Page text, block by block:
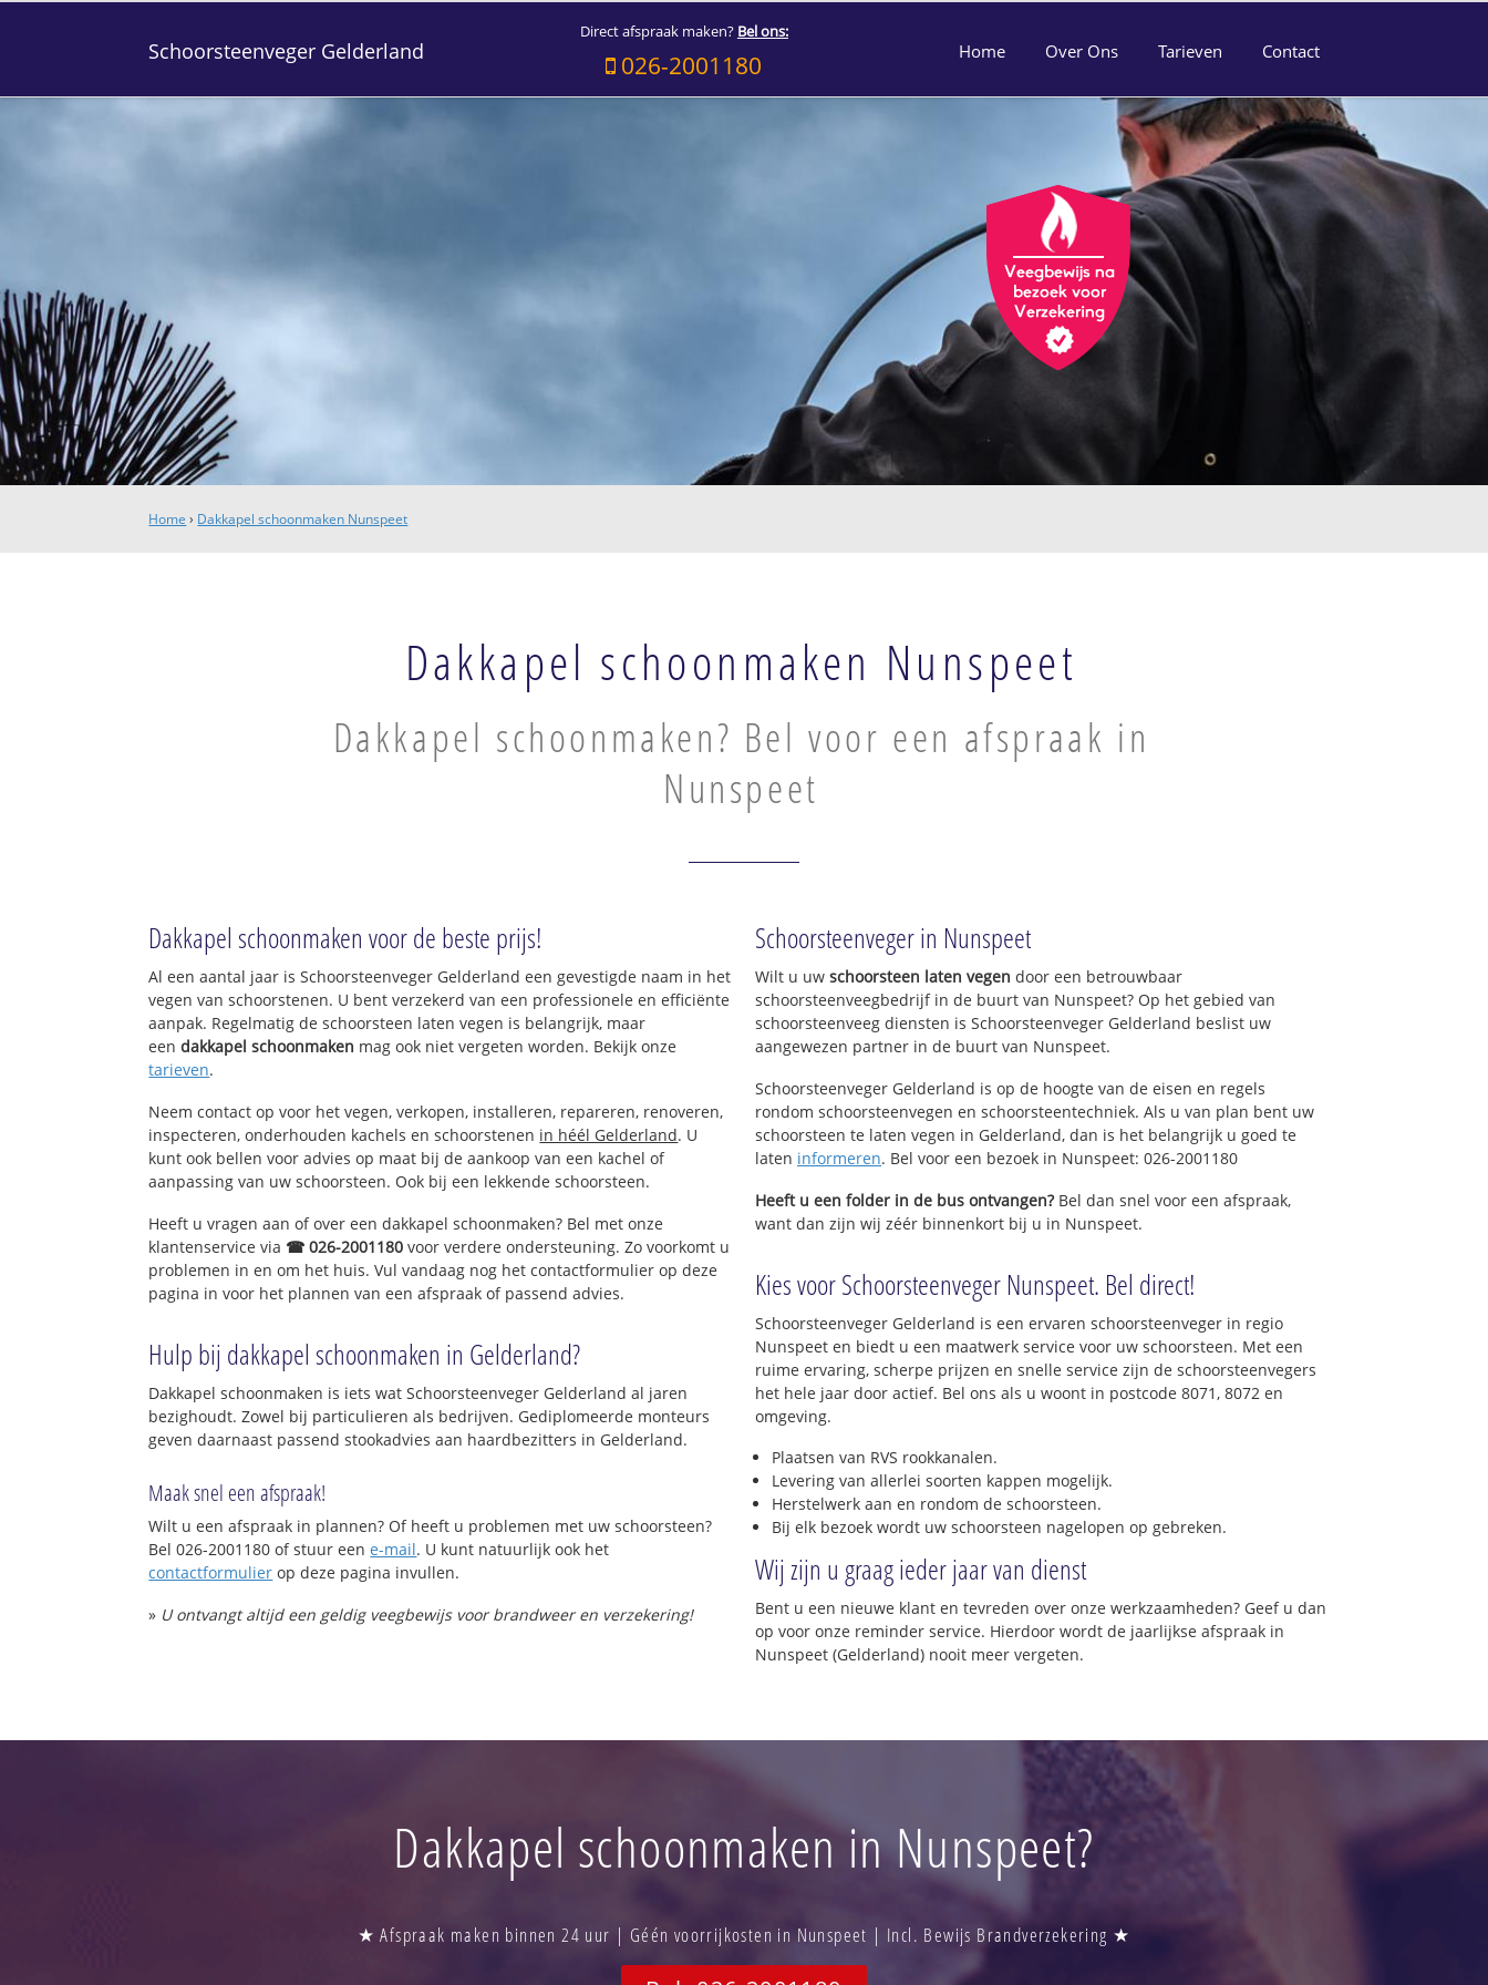
Schoorsteenveger Gelderland
Direct afspraak maken? Bel ons:
026-2001180 Home Over Ons Tarieven Contact
Home › Dakkapel schoonmaken Nunspeet
Dakkapel schoonmaken Nunspeet
Dakkapel schoonmaken? Bel voor een afspraak in
Nunspeet
Dakkapel schoonmaken voor de beste prijs!
Al een aantal jaar is Schoorsteenveger Gelderland een gevestigde naam in het
vegen van schoorstenen. U bent verzekerd van een professionele en efficiënte
aanpak. Regelmatig de schoorsteen laten vegen is belangrijk, maar
eendakkapel schoonmaken mag ook niet vergeten worden. Bekijk onze
tarieven.
Neem contact op voor het vegen, verkopen, installeren, repareren, renoveren,
inspecteren, onderhouden kachels en schoorstenen in héél Gelderland. U
kunt ook bellen voor advies op maat bij de aankoop van een kachel of
aanpassing van uw schoorsteen. Ook bij een lekkende schoorsteen.
Heeft u vragen aan of over een dakkapel schoonmaken? Bel met onze
klantenservice via ☎ 026-2001180 voor verdere ondersteuning. Zo voorkomt u
problemen in en om het huis. Vul vandaag nog het contactformulier op deze
pagina in voor het plannen van een afspraak of passend advies.
Hulp bij dakkapel schoonmaken in Gelderland?
Dakkapel schoonmaken is iets wat Schoorsteenveger Gelderland al jaren
bezighoudt. Zowel bij particulieren als bedrijven. Gediplomeerde monteurs
geven daarnaast passend stookadvies aan haardbezitters in Gelderland.
Maak snel een afspraak!
Wilt u een afspraak in plannen? Of heeft u problemen met uw schoorsteen?
Bel 026-2001180 of stuur eene-mail. U kunt natuurlijk ook het
contactformulier op deze pagina invullen.
» U ontvangt altijd een geldig veegbewijs voor brandweer en verzekering!
Schoorsteenveger in Nunspeet
Wilt u uw schoorsteen laten vegen door een betrouwbaar
schoorsteenveegbedrijf in de buurt van Nunspeet? Op het gebied van
schoorsteenveeg diensten is Schoorsteenveger Gelderland beslist uw
aangewezen partner in de buurt van Nunspeet.
Schoorsteenveger Gelderland is op de hoogte van de eisen en regels
rondom schoorsteenvegen en schoorsteentechniek. Als u van plan bent uw
schoorsteen te laten vegen in Gelderland, dan is het belangrijk u goed te
laten informeren. Bel voor een bezoek in Nunspeet: 026-2001180
Heeft u een folder in de bus ontvangen?Bel dan snel voor een afspraak,
want dan zijn wij zéér binnenkort bij u in Nunspeet.
Kies voor Schoorsteenveger Nunspeet. Bel direct!
Schoorsteenveger Gelderland is een ervaren schoorsteenveger in regio
Nunspeet en biedt u een maatwerk service voor uw schoorsteen. Met een
ruime ervaring, scherpe prijzen en snelle service zijn de schoorsteenvegers
het hele jaar door actief. Bel ons als u woont in postcode 8071, 8072 en
omgeving.
Plaatsen van RVS rookkanalen.
Levering van allerlei soorten kappen mogelijk.
Herstelwerk aan en rondom de schoorsteen.
Bij elk bezoek wordt uw schoorsteen nagelopen op gebreken.
Wij zijn u graag ieder jaar van dienst
Bent u een nieuwe klant en tevreden over onze werkzaamheden? Geef u dan
op voor onze reminder service. Hierdoor wordt de jaarlijkse afspraak in
Nunspeet (Gelderland) nooit meer vergeten.
Dakkapel schoonmaken in Nunspeet?
★ Afspraak maken binnen 24 uur | Géén voorrijkosten in Nunspeet | Incl. Bewijs Brandverzekering ★